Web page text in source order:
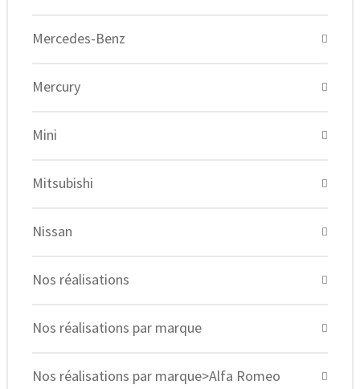
Mercedes-Benz
Mercury
Mini
Mitsubishi
Nissan
Nos réalisations
Nos réalisations par marque
Nos réalisations par marque>Alfa Romeo